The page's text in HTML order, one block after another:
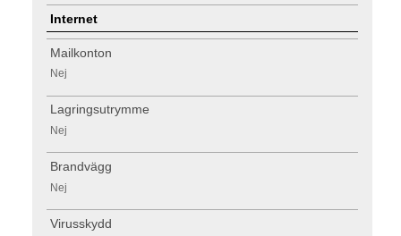
Internet
Mailkonton
Nej
Lagringsutrymme
Nej
Brandvägg
Nej
Virusskydd